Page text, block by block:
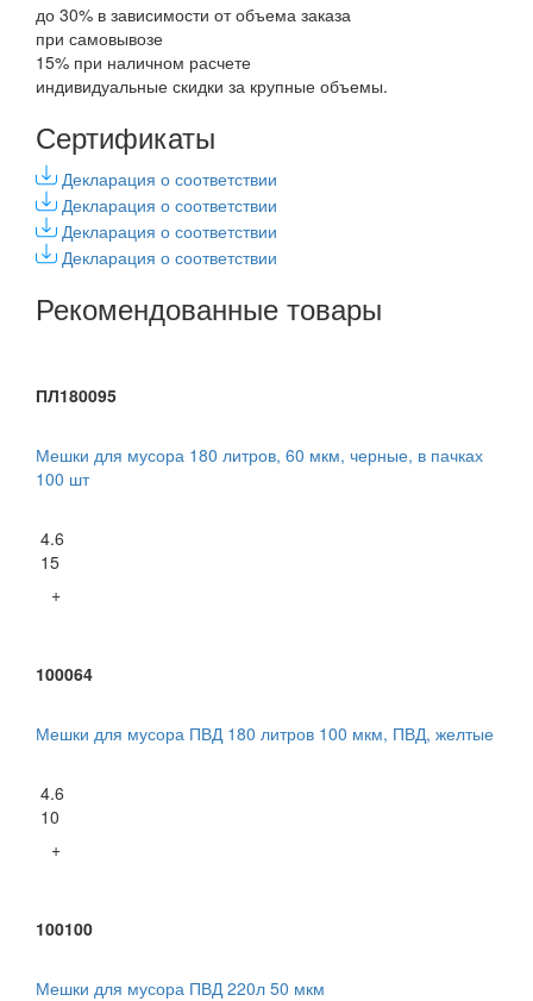
до 30% в зависимости от объема заказа
при самовывозе
15% при наличном расчете
индивидуальные скидки за крупные объемы.
Сертификаты
Декларация о соответствии
Декларация о соответствии
Декларация о соответствии
Декларация о соответствии
Рекомендованные товары
ПЛ180095
Мешки для мусора 180 литров, 60 мкм, черные, в пачках
100 шт
4.6
15
+
100064
Мешки для мусора ПВД 180 литров 100 мкм, ПВД, желтые
4.6
10
+
100100
Мешки для мусора ПВД 220л 50 мкм